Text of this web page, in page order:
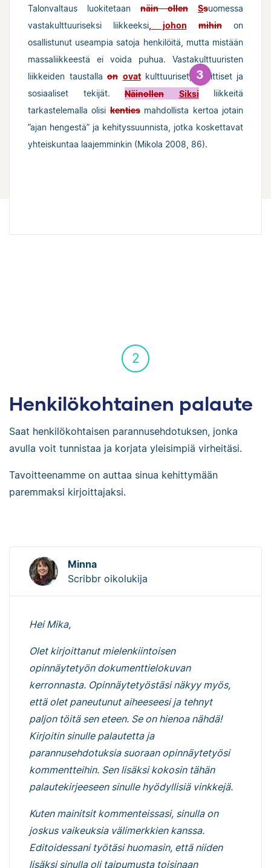
Talonvaltaus luokitetaan näin ollen Ssuomessa
vastakulttuuriseksi liikkeeksi , johon mihinon
osallistunut useampia satoja henkilöitä, mutta mistään
massaliikkeestä ei voida puhua. Vastakulttuuristen
liikkeiden taustalla on ovatkulttuuriset, poliittiset ja
sosiaaliset tekijät. Näinollen Siksi
3
liikkeitä
tarkastelemalla olisikentiesmahdollista kertoa jotain
”ajan hengestä” ja kehityssuunnista, jotka koskettavat
yhteiskuntaa laajemminkin (Mikola 2008, 86).
2
Henkilökohtainen palaute
Saat henkilökohtaisen parannusehdotuksen, jonka
avulla voit tunnistaa ja korjata yleisimpiä virheitäsi.
Tavoitteenamme on auttaa sinua kehittymään
paremmaksi kirjoittajaksi.
Minna
Scribbr oikolukija
Hei Mika,
Olet kirjoittanut mielenkiintoisen
opinnäytetyön dokumenttielokuvan
kerronnasta. Opinnäytetyöstäsi näkyy myös,
että olet paneutunut aiheeseesi ja tehnyt
paljon töitä sen eteen. Se on hienoa nähdä!
Kirjoitin sinulle palautetta ja
parannusehdotuksia suoraan opinnäytetyösi
kommentteihin. Sen lisäksi kokosin tähän
palautekirjeeseen sinulle hyödyllisiä vinkkejä.
Kuten mainitsit kommenteissasi, sinulla on
joskus vaikeuksia välimerkkien kanssa.
Editoidessani työtäsi huomasin, että niiden
lisäksi sinulla oli taipumusta toisinaan